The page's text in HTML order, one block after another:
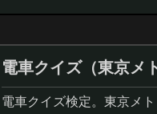
電車クイズ（東京メ
電車クイズ検定。東京メ